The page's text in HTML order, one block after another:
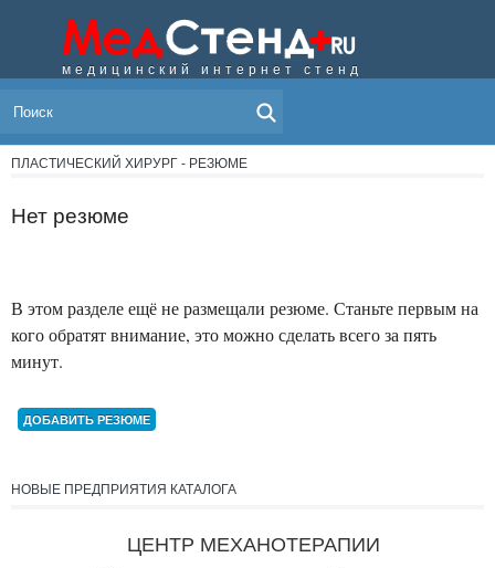
медицинский интернет стенд
ПЛАСТИЧЕСКИЙ ХИРУРГ - РЕЗЮМЕ
Нет резюме
В этом разделе ещё не размещали резюме. Станьте первым на
кого обратят внимание, это можно сделать всего за пять
минут.
ДОБАВИТЬ РЕЗЮМЕ
НОВЫЕ ПРЕДПРИЯТИЯ КАТАЛОГА
ЦЕНТР МЕХАНОТЕРАПИИ